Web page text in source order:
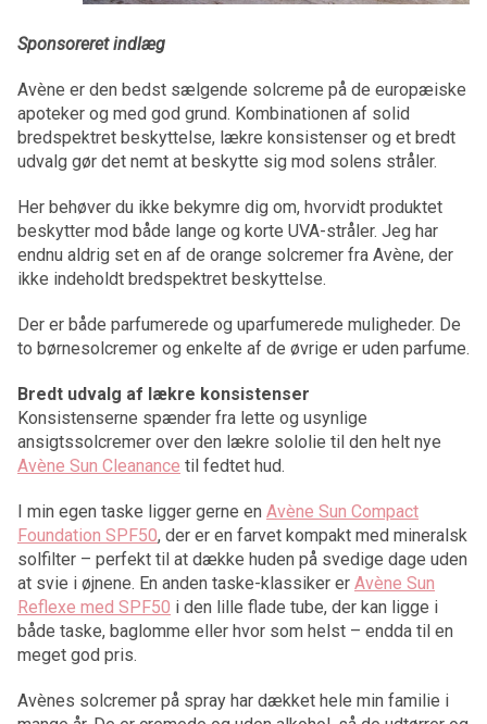
Sponsoreret indlæg
Avène er den bedst sælgende solcreme på de europæiske
apoteker og med god grund. Kombinationen af solid
bredspektret beskyttelse, lækre konsistenser og et bredt
udvalg gør det nemt at beskytte sig mod solens stråler.
Her behøver du ikke bekymre dig om, hvorvidt produktet
beskytter mod både lange og korte UVA-stråler. Jeg har
endnu aldrig set en af de orange solcremer fra Avène, der
ikke indeholdt bredspektret beskyttelse.
Der er både parfumerede og uparfumerede muligheder. De
to børnesolcremer og enkelte af de øvrige er uden parfume.
Bredt udvalg af lækre konsistenser
Konsistenserne spænder fra lette og usynlige
ansigtssolcremer over den lækre sololie til den helt nye
Avène Sun Cleanance til fedtet hud.
I min egen taske ligger gerne en Avène Sun Compact
Foundation SPF50, der er en farvet kompakt med mineralsk
solfilter – perfekt til at dække huden på svedige dage uden
at svie i øjnene. En anden taske-klassiker er Avène Sun
Reflexe med SPF50 i den lille flade tube, der kan ligge i
både taske, baglomme eller hvor som helst – endda til en
meget god pris.
Avènes solcremer på spray har dækket hele min familie i